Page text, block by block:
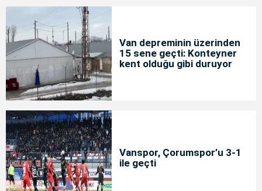
Van depreminin üzerinden
15 sene geçti: Konteyner
kent olduğu gibi duruyor
Vanspor, Çorumspor’u 3-1
ile geçti